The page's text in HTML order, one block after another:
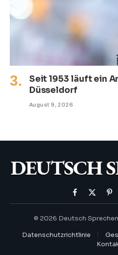
Seit 1953 läuft ein
Düsseldorf
August 9, 2026
Facebook
X
© 2026 Deutsch
Datenschutzrichtlinie